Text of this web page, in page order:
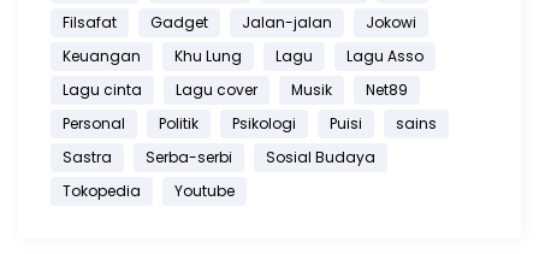
Filsafat
Gadget Jalan-jalan
Jokowi
Keuangan
Khu Lung Lagu
Lagu Asso
Lagu cinta
Lagu cover Musik
Net89
Personal
Politik Psikologi Puisi
sains
Sastra
Serba-serbi
Sosial Budaya
Tokopedia
Youtube